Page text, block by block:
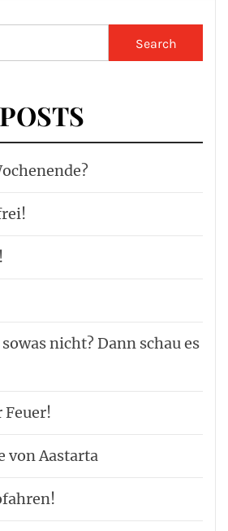
nicht? Dann schau es
Feuer!
von Aastarta